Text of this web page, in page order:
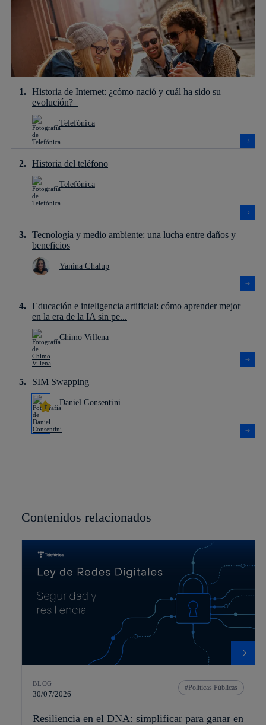
Historia de Internet: ¿cómo nació y cuál ha sido su
evolución?
Telefónica
Historia del teléfono
Telefónica
Tecnología y medio ambiente: una lucha entre daños y
beneficios
Yanina Chalup
Educación e inteligencia artificial: cómo aprender mejor
en la era de la IA sin pe...
Chimo Villena
SIM Swapping
Daniel Consentini
Contenidos relacionados
BLOG
30/07/2026
Políticas Públicas
Resiliencia en el DNA: simplificar para ganar en